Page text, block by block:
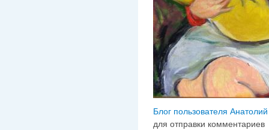
Блог пользователя
для отправки комментариев